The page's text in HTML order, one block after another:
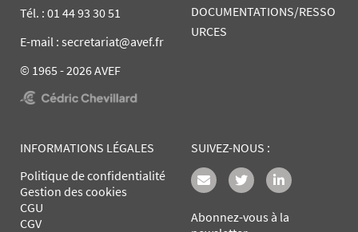
Tél. : 01 44 93 30 51
E-mail : secretariat@avef.fr
© 1965 - 2026 AVEF
DOCUMENTATIONS/RESSO
URCES
INFORMATIONS LÉGALES
Politique de confidentialité
Gestion des cookies
CGU
CGV
SUIVEZ-NOUS :
Abonnez-vous à la